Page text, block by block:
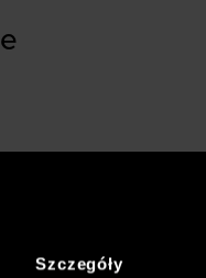
Szczegóły